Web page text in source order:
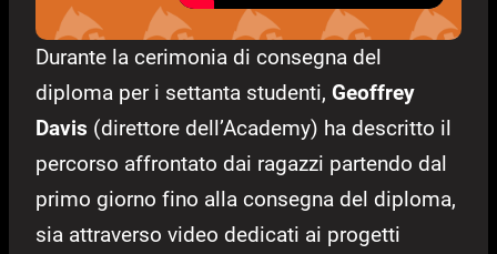
Durante la cerimonia di consegna del
diploma per i settanta studenti, Geoffrey
Davis (direttore dell’Academy) ha descritto il
percorso affrontato dai ragazzi partendo dal
primo giorno fino alla consegna del diploma,
sia attraverso video dedicati ai progetti